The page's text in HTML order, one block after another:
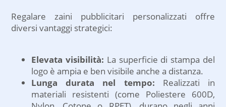
Regalare zaini pubblicitari personalizzati offre
diversi vantaggi strategici:
Elevata visibilità: La superficie di stampa del
logo è ampia e ben visibile anche a distanza.
Lunga durata nel tempo: Realizzati in
materiali resistenti (come Poliestere 600D,